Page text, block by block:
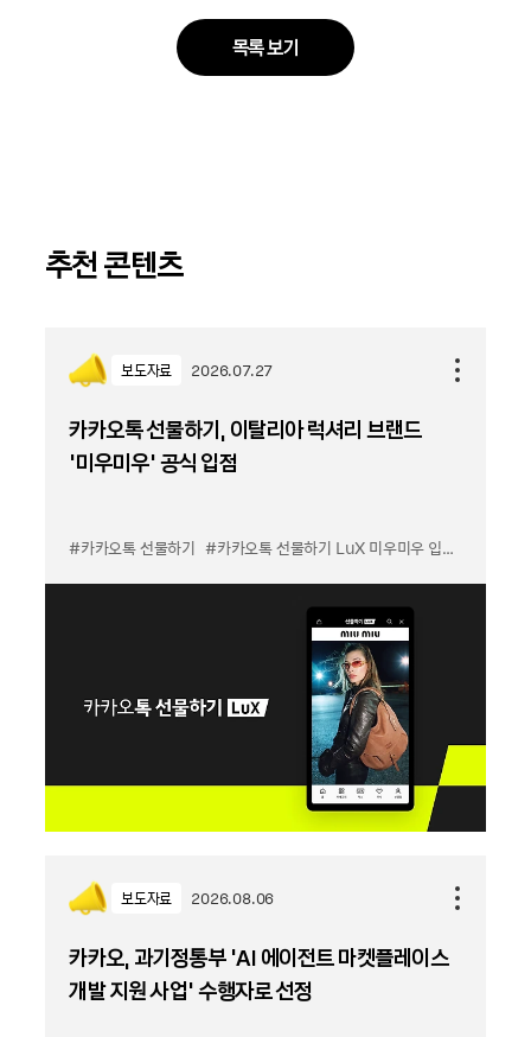
목록 보기
추천 콘텐츠
보도자료 2026.07.27
카카오톡 선물하기, 이탈리아 럭셔리 브랜드
'미우미우' 공식 입점
#카카오톡 선물하기 #카카오톡 선물하기 LuX 미우미우 입점
보도자료 2026.08.06
카카오, 과기정통부 ‘AI 에이전트 마켓플레이스
개발 지원 사업’ 수행자로 선정